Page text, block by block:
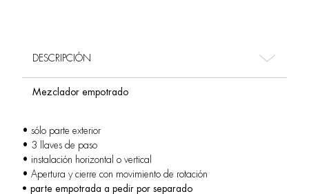
DESCRIPCIÓN
Mezclador empotrado
• sólo parte exterior
• 3 llaves de paso
• instalación horizontal o vertical
• Apertura y cierre con movimiento de rotación
• parte empotrada a pedir por separado